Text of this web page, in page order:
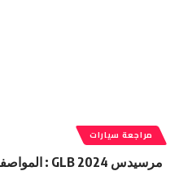
مراجعة سيارات
مرسيدس GLB 2024 : المواصفات والسعر والأداء